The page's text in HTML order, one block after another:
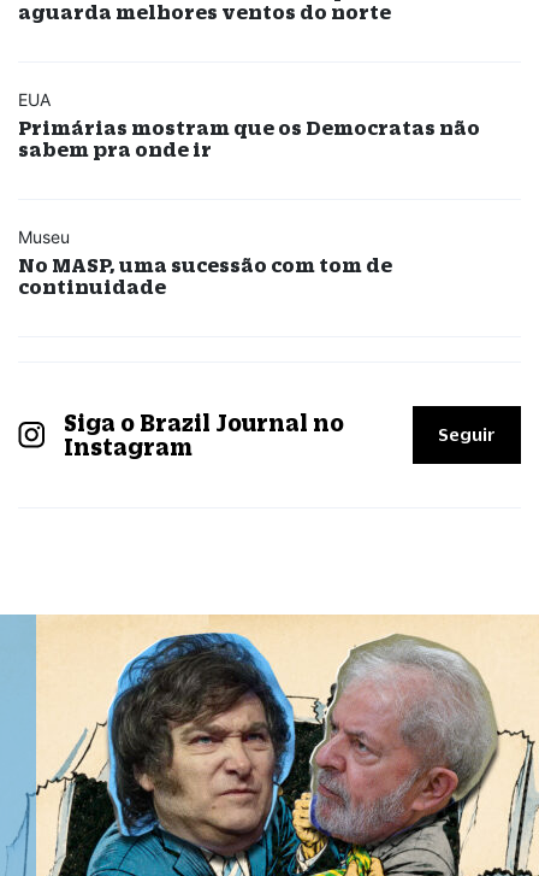
aguarda melhores ventos do norte
EUA
Primárias mostram que os Democratas não
sabem pra onde ir
Museu
No MASP, uma sucessão com tom de
continuidade
Siga o Brazil Journal no
Instagram
Seguir